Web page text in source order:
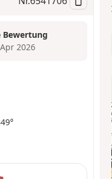
Bewertung
2026